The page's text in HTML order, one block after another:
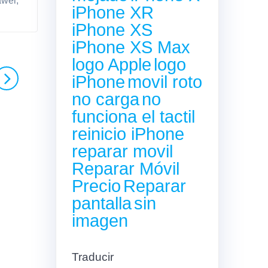
iPhone XR
iPhone XS
iPhone XS Max
logo Apple logo
iPhone movil roto
no cargano
funciona el tactil
reinicio iPhone
reparar movil
Reparar Móvil
Precio Reparar
pantallasin
imagen
Traducir